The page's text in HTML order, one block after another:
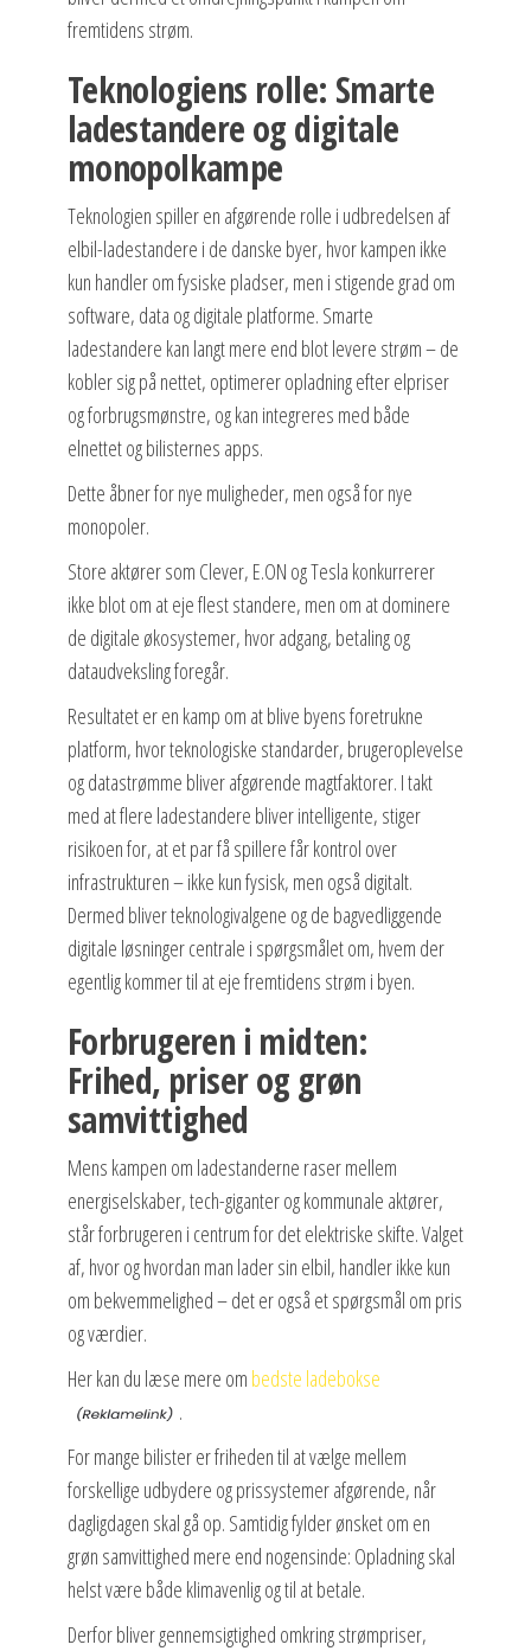
fremtidens strøm.
Teknologiens rolle: Smarte
ladestandere og digitale
monopolkampe
Teknologien spiller en afgørende rolle i udbredelsen af
elbil-ladestandere i de danske byer, hvor kampen ikke
kun handler om fysiske pladser, men i stigende grad om
software, data og digitale platforme. Smarte
ladestandere kan langt mere end blot levere strøm – de
kobler sig på nettet, optimerer opladning efter elpriser
og forbrugsmønstre, og kan integreres med både
elnettet og bilisternes apps.
Dette åbner for nye muligheder, men også for nye
monopoler.
Store aktører som Clever, E.ON og Tesla konkurrerer
ikke blot om at eje flest standere, men om at dominere
de digitale økosystemer, hvor adgang, betaling og
dataudveksling foregår.
Resultatet er en kamp om at blive byens foretrukne
platform, hvor teknologiske standarder, brugeroplevelse
og datastrømme bliver afgørende magtfaktorer. I takt
med at flere ladestandere bliver intelligente, stiger
risikoen for, at et par få spillere får kontrol over
infrastrukturen – ikke kun fysisk, men også digitalt.
Dermed bliver teknologivalgene og de bagvedliggende
digitale løsninger centrale i spørgsmålet om, hvem der
egentlig kommer til at eje fremtidens strøm i byen.
Forbrugeren i midten:
Frihed, priser og grøn
samvittighed
Mens kampen om ladestanderne raser mellem
energiselskaber, tech-giganter og kommunale aktører,
står forbrugeren i centrum for det elektriske skifte. Valget
af, hvor og hvordan man lader sin elbil, handler ikke kun
om bekvemmelighed – det er også et spørgsmål om pris
og værdier.
Her kan du læse mere om bedste ladebokse
.
For mange bilister er friheden til at vælge mellem
forskellige udbydere og prissystemer afgørende, når
dagligdagen skal gå op. Samtidig fylder ønsket om en
grøn samvittighed mere end nogensinde: Opladning skal
helst være både klimavenlig og til at betale.
Derfor bliver gennemsigtighed omkring strømpriser,